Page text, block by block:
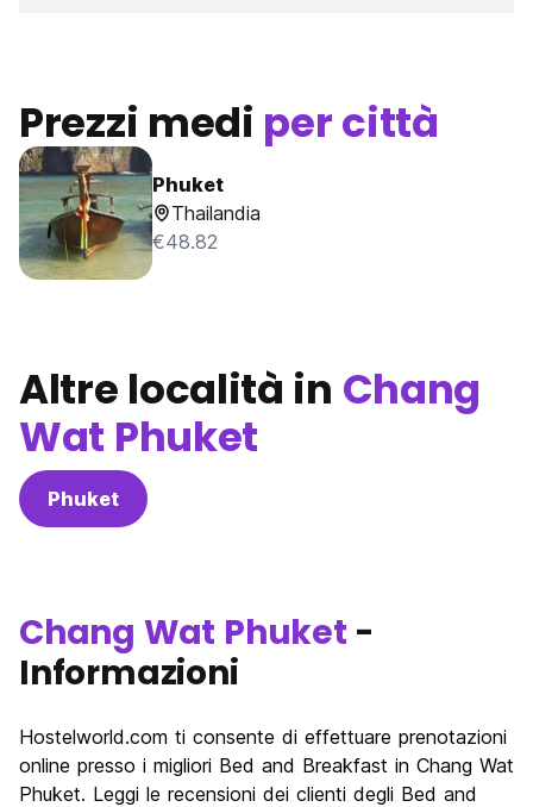
Prezzi medi per città
Phuket
Thailandia
€48.82
Altre località in Chang
Wat Phuket
Phuket
Chang Wat Phuket -
Informazioni
Hostelworld.com ti consente di effettuare prenotazioni
online presso i migliori Bed and Breakfast in Chang Wat
Phuket. Leggi le recensioni dei clienti degli Bed and